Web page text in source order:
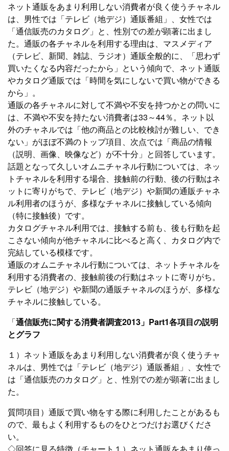
ネット通販をあまり利用しない消費者が良く使うチャネル
は、男性では「テレビ（地デジ）通販番組」、女性では
「通信販売のカタログ」と、性別での差が顕著に出まし
た。通販の各チャネルを利用する理由は、マスメディア
（テレビ、新聞、雑誌、ラジオ）通販全般的に、「思わず
買いたくなる内容だったから」という傾向で、ネット通販
やカタログ通販では「時間を気にしないで買い物ができる
から」。
通販の各チャネルに対して不満や不安を持つかとの問いに
は、不満や不安を持たない消費者は33～44％。ネット以
外のチャネルでは「他の商品との比較検討が難しい、でき
ない」がほぼ不満のトップ項目、次点では「商品の情報
（説明、画像、映像など）が不十分」と回答しています。
話題となって久しいオムニチャネル行動については、ネッ
トチャネルを利用する場合、接触前の行動、後の行動はネ
ットに寄りがちで、テレビ（地デジ）や新聞の通販チャネ
ル利用者のほうが、多様なチャネルに接触している傾向
（特に接触後）です。
カタログチャネル利用では、接触する前も、後も行動を起
こさない傾向が他チャネルに比べると高く、カタログ内で
完結している模様です。
通販のオムニチャネル行動については、ネットチャネルを
利用する消費者の、接触前後の行動はネットに寄りがち。
テレビ（地デジ）や新聞の通販チャネルのほうが、多様な
チャネルに接触している。
「通信販売に関する消費者調査2013」Part1各項目の説明
とグラフ
１）ネット通販をあまり利用しない消費者が良く使うチャ
ネルは、男性では「テレビ（地デジ）通販番組」、女性で
は「通信販売のカタログ」と、性別での差が顕著に出まし
た。
質問項目）通販で買い物をする際に利用したことがあるも
ので、最もよく利用するものをひとつだけお選びくださ
い。